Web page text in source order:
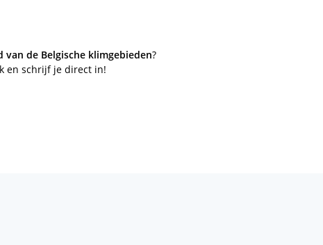
de Belgische klimgebieden?
en schrijf je direct in!